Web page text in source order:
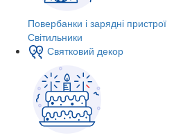
Повербанки і зарядні пристрої
Світильники
Святковий декор